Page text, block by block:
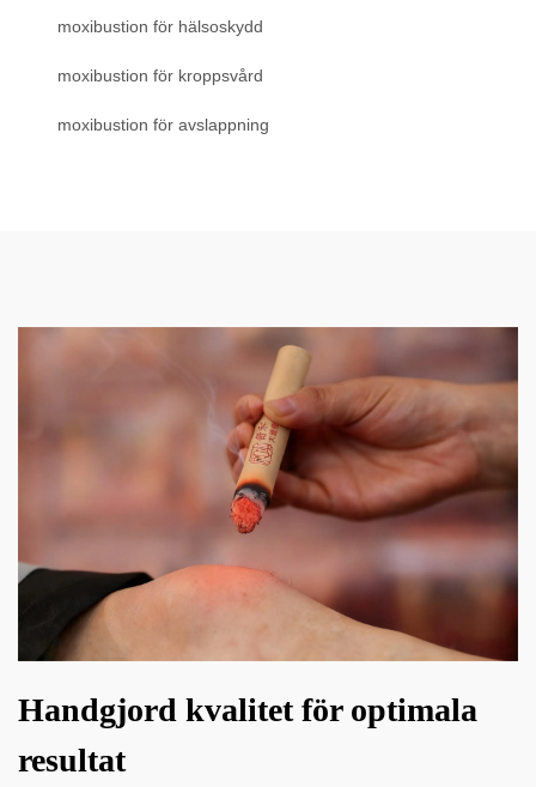
moxibustion för hälsoskydd
moxibustion för kroppsvård
moxibustion för avslappning
Handgjord kvalitet för optimala
resultat